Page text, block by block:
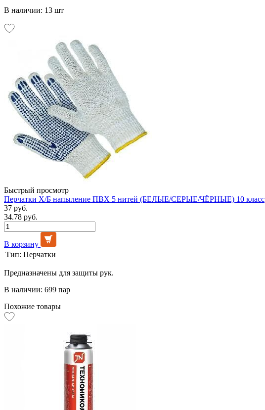
В наличии: 13 шт
Быстрый просмотр
Перчатки Х/Б напыление ПВХ 5 нитей (БЕЛЫЕ/СЕРЫЕ/ЧЁРНЫЕ) 10 класс
37 руб.
34.78 руб.
В корзину
Тип: Перчатки
Предназначены для защиты рук.
В наличии: 699 пар
Похожие товары